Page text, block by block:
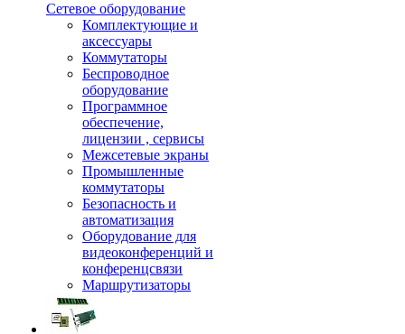
Сетевое оборудование
Комплектующие и
аксессуары
Коммутаторы
Беспроводное
оборудование
Программное
обеспечение,
лицензии , сервисы
Межсетевые экраны
Промышленные
коммутаторы
Безопасность и
автоматизация
Оборудование для
видеоконференций и
конференцсвязи
Маршрутизаторы